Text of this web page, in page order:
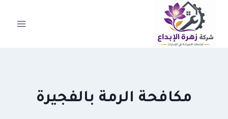
التجاوز
المحتوى
مكافحة الرمة بالفجيرة